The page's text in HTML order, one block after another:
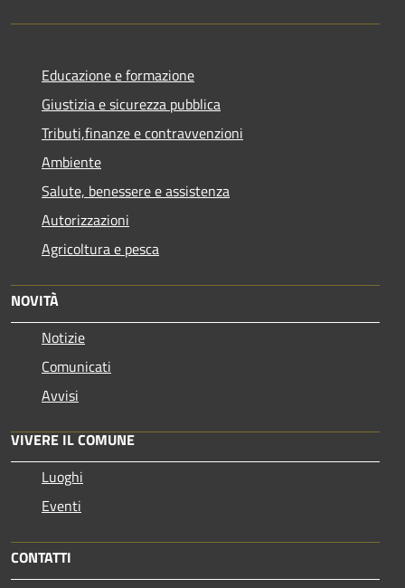
Educazione e formazione
Giustizia e sicurezza pubblica
Tributi,finanze e contravvenzioni
Ambiente
Salute, benessere e assistenza
Autorizzazioni
Agricoltura e pesca
NOVITÀ
Notizie
Comunicati
Avvisi
VIVERE IL COMUNE
Luoghi
Eventi
CONTATTI